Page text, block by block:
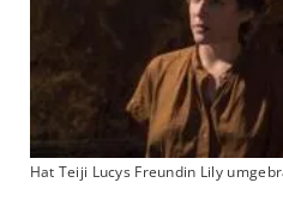
Hat Teiji Lucys Freundin Lily